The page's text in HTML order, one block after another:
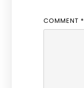
COMMENT *